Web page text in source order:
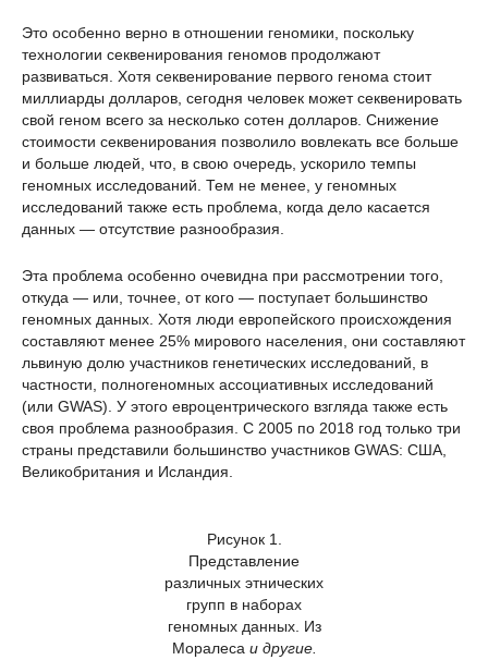
Это особенно верно в отношении геномики, поскольку
технологии секвенирования геномов продолжают
развиваться. Хотя секвенирование первого генома стоит
миллиарды долларов, сегодня человек может секвенировать
свой геном всего за несколько сотен долларов. Снижение
стоимости секвенирования позволило вовлекать все больше
и больше людей, что, в свою очередь, ускорило темпы
геномных исследований. Тем не менее, у геномных
исследований также есть проблема, когда дело касается
данных — отсутствие разнообразия.
Эта проблема особенно очевидна при рассмотрении того,
откуда — или, точнее, от кого — поступает большинство
геномных данных. Хотя люди европейского происхождения
составляют менее 25% мирового населения, они составляют
львиную долю участников генетических исследований, в
частности, полногеномных ассоциативных исследований
(или GWAS). У этого евроцентрического взгляда также есть
своя проблема разнообразия. С 2005 по 2018 год только три
страны представили большинство участников GWAS: США,
Великобритания и Исландия.
Рисунок 1.
Представление
различных этнических
групп в наборах
геномных данных. Из
Моралеса и другие.